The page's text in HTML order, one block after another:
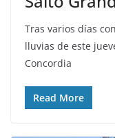
Tras varios días
lluvias de este
Concordia
Read More